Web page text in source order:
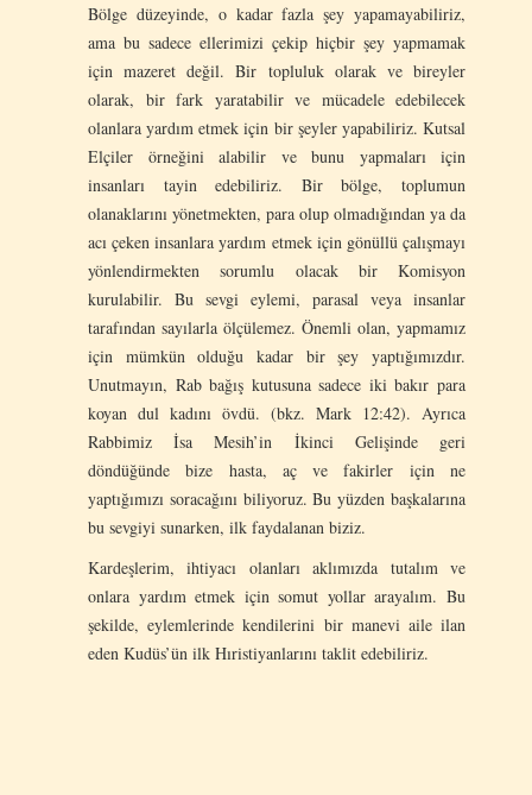
Bölge düzeyinde, o kadar fazla şey yapamayabiliriz,
ama bu sadece ellerimizi çekip hiçbir şey yapmamak
için mazeret değil. Bir topluluk olarak ve bireyler
olarak, bir fark yaratabilir ve mücadele edebilecek
olanlara yardım etmek için bir şeyler yapabiliriz. Kutsal
Elçiler örneğini alabilir ve bunu yapmaları için
insanları tayin edebiliriz. Bir bölge, toplumun
olanaklarını yönetmekten, para olup olmadığından ya da
acı çeken insanlara yardım etmek için gönüllü çalışmayı
yönlendirmekten sorumlu olacak bir Komisyon
kurulabilir. Bu sevgi eylemi, parasal veya insanlar
tarafından sayılarla ölçülemez. Önemli olan, yapmamız
için mümkün olduğu kadar bir şey yaptığımızdır.
Unutmayın, Rab bağış kutusuna sadece iki bakır para
koyan dul kadını övdü. (bkz. Mark 12:42). Ayrıca
Rabbimiz İsa Mesih’in İkinci Gelişinde geri
döndüğünde bize hasta, aç ve fakirler için ne
yaptığımızı soracağını biliyoruz. Bu yüzden başkalarına
bu sevgiyi sunarken, ilk faydalanan biziz.
Kardeşlerim, ihtiyacı olanları aklımızda tutalım ve
onlara yardım etmek için somut yollar arayalım. Bu
şekilde, eylemlerinde kendilerini bir manevi aile ilan
eden Kudüs’ün ilk Hıristiyanlarını taklit edebiliriz.